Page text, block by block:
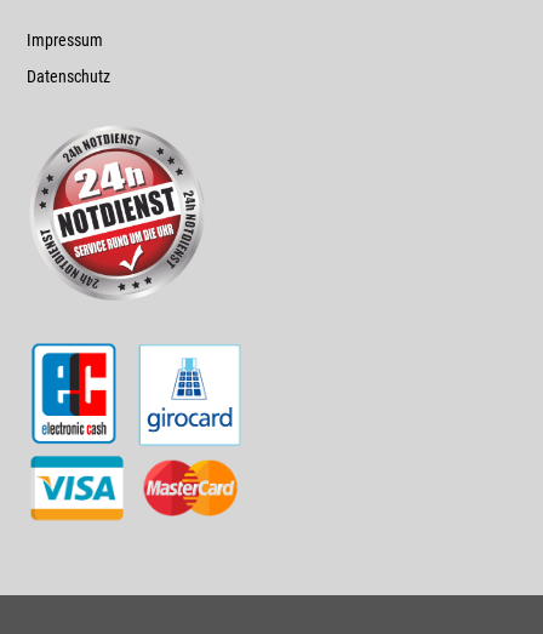
Impressum
Datenschutz